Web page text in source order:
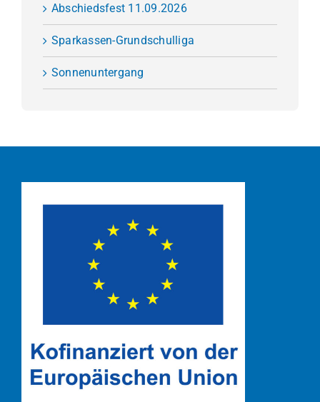
Abschiedsfest 11.09.2026
Sparkassen-Grundschulliga
Sonnenuntergang